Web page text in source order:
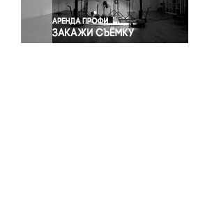
Экономика и бизнес